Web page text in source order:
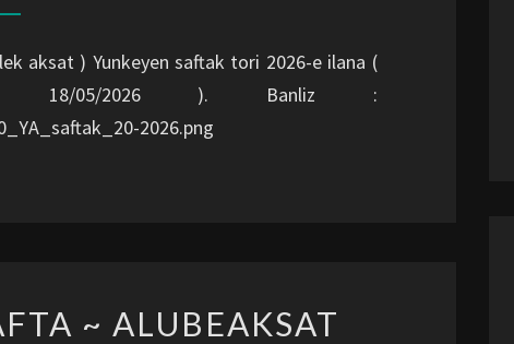
ALUBEAKSAT
aksat ) Yunkeyen saftak tori 2026-e ilana (
– 18/05/2026 ). Banliz :
2026.png
~ ALUBEAKSAT